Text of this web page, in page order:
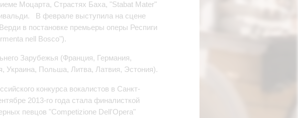
Моцарта, Страстях Баха, "Stabat Mater"
В феврале выступила на сцене
в постановке премьеры оперы Респиги
nell Bosco").
Зарубежья (Франция, Германия,
Украина, Польша, Литва, Латвия, Эстония).
конкурса вокалистов в Санкт-
2013-го года стала финалисткой
певцов "Competizione Dell'Opera"